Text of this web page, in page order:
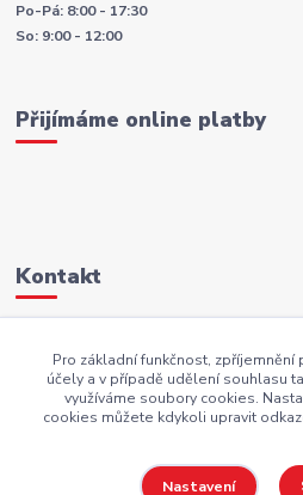
Po-Pá: 8:00 - 17:30
So: 9:00 - 12:00
Přijímáme online platby
Kontakt
AKI.BS@seznam.cz
Pro základní funkčnost, zpříjemnění
účely a v případě udělení souhlasu
využíváme soubory cookies.
cookies můžete kdykoli upravit
Nastavení